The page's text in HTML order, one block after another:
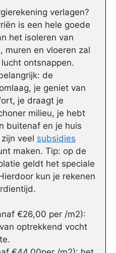
verlagen?
is een hele goede
het isoleren van
muren en vloeren zal
ontsnappen.
de
je geniet van
je draagt je
milieu, je hebt
buitenaf en je huis
veel subsidies
maken. Tip: op de
geldt het speciale
kun je rekenen
€26,00 per /m2):
optrekkend vocht